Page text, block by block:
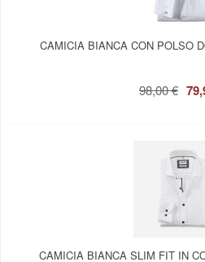
CAMICIA BIANCA CON POLSO
98,00 €
CAMICIA BIANCA SLIM FIT IN